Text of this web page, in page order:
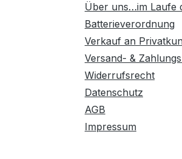
Über uns…im Laufe
Batterieverordnung
Verkauf an
Versand- &
Widerrufsrecht
Datenschutz
AGB
Impressum